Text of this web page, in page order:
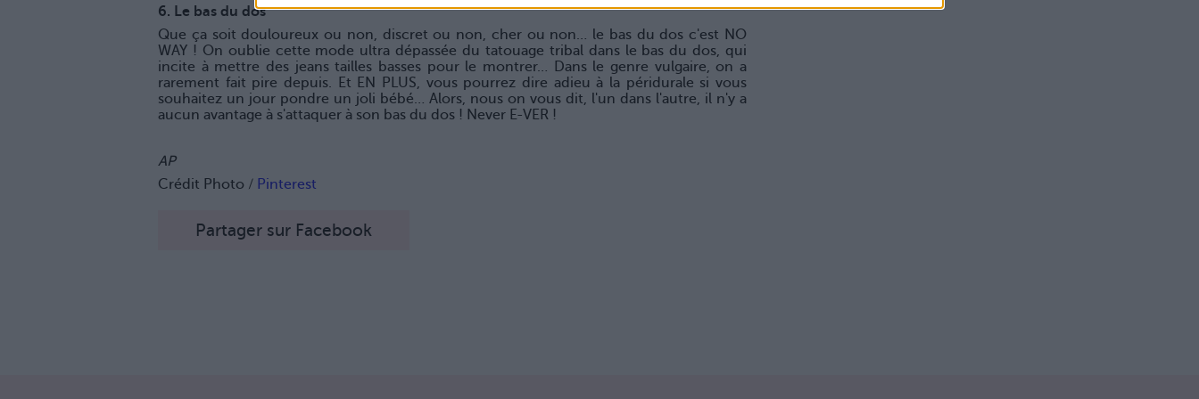
6. Le bas du dos
Que ça soit douloureux ou non, discret ou non, cher ou non… le bas du dos c'est NO
WAY ! On oublie cette mode ultra dépassée du tatouage tribal dans le bas du dos, qui
incite à mettre des jeans tailles basses pour le montrer… Dans le genre vulgaire, on a
rarement fait pire depuis. Et EN PLUS, vous pourrez dire adieu à la péridurale si vous
souhaitez un jour pondre un joli bébé… Alors, nous on vous dit, l'un dans l'autre, il n'y a
aucun avantage à s'attaquer à son bas du dos ! Never E-VER !
AP
Crédit Photo / Pinterest
Partager sur Facebook